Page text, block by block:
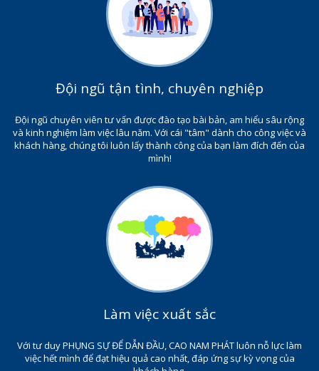
Đội ngũ tận tình, chuyên nghiệp
Đội ngũ chuyên viên tư vấn được đào tạo bài bản, am hiểu sâu rộng
và kinh nghiệm làm việc lâu năm. Với cái "tâm" dành cho công việc và
khách hàng, chúng tôi luôn lấy thành công của bạn làm đích đến của
mình!
Làm việc xuất sắc
Với tư duy PHỤNG SỰ ĐỂ DẪN ĐẦU, CAO NAM PHÁT luôn nỗ lực làm
việc hết mình để đạt hiệu quả cao nhất, đáp ứng sự kỳ vọng của